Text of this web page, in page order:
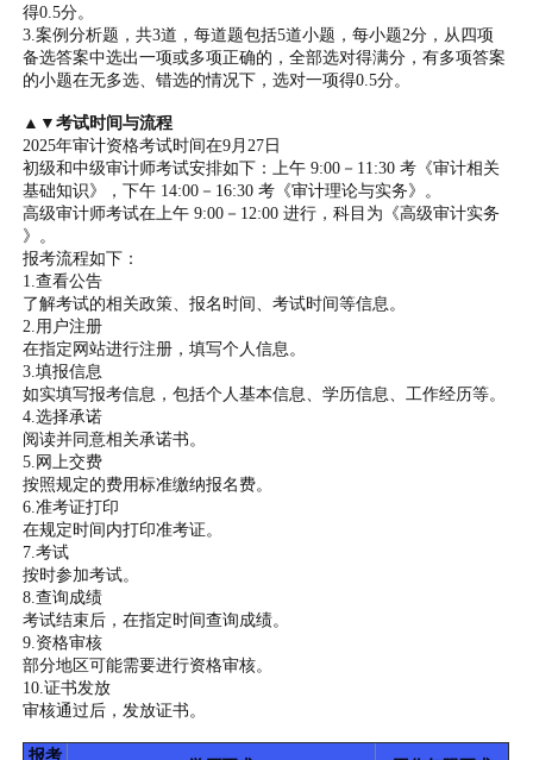
得0.5分。
3.案例分析题，共3道，每道题包括5道小题，每小题2分，从四项
备选答案中选出一项或多项正确的，全部选对得满分，有多项答案
的小题在无多选、错选的情况下，选对一项得0.5分。
▲▼考试时间与流程
2025年审计资格考试时间在9月27日
初级和中级审计师考试安排如下：上午 9:00－11:30 考《审计相关
基础知识》，下午 14:00－16:30 考《审计理论与实务》。
高级审计师考试在上午 9:00－12:00 进行，科目为《高级审计实务
》。
报考流程如下：
1.查看公告
了解考试的相关政策、报名时间、考试时间等信息。
2.用户注册
在指定网站进行注册，填写个人信息。
3.填报信息
如实填写报考信息，包括个人基本信息、学历信息、工作经历等。
4.选择承诺
阅读并同意相关承诺书。
5.网上交费
按照规定的费用标准缴纳报名费。
6.准考证打印
在规定时间内打印准考证。
7.考试
按时参加考试。
8.查询成绩
考试结束后，在指定时间查询成绩。
9.资格审核
部分地区可能需要进行资格审核。
10.证书发放
审核通过后，发放证书。
报考